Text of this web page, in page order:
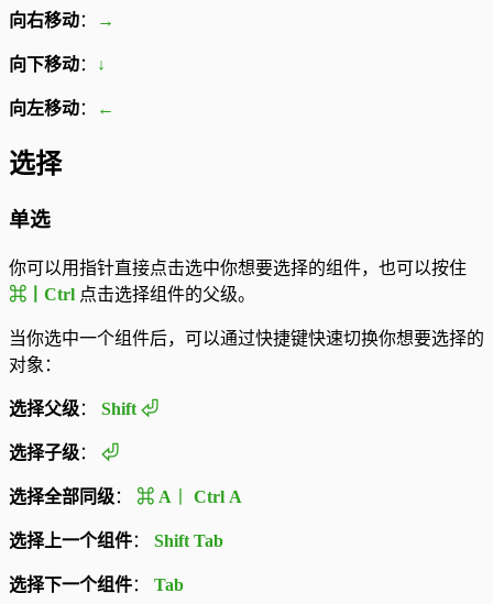
向右移动： →
向下移动： ↓
向左移动： ←
选择
单选
你可以用指针直接点击选中你想要选择的组件，也可以按住
⌘丨Ctrl 点击选择组件的父级。
当你选中一个组件后，可以通过快捷键快速切换你想要选择的
对象：
选择父级： Shift ⏎
选择子级： ⏎
选择全部同级： ⌘ A Ctrl A
选择上一个组件： Shift Tab
选择下一个组件： Tab